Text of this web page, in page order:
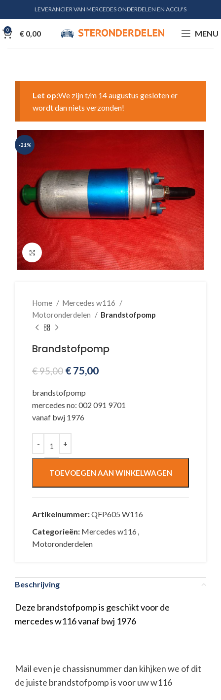
LEVERANCIER VAN MERCEDES ONDERDELEN EN ACCU'S
0 € 0,00 MENU
Let op:We zijn t/m 14 augustus gesloten er
wordt dan niets verzonden!
-21%
Klik voor vergroting
Home
Mercedes w116
Motoronderdelen
Brandstofpomp
Brandstofpomp
€95,00 € 75,00
brandstofpomp
mercedes no: 002 091 9701
vanaf bwj 1976
TOEVOEGEN AAN WINKELWAGEN
Artikelnummer:QFP605 W116
Categorieën: Mercedes w116 ,
Motoronderdelen
Beschrijving
Deze brandstofpomp is geschikt voor de
mercedes w116 vanaf bwj 1976
Mail even je chassisnummer dan kihjken we of dit
de juiste brandstofpomp is voor uw w116